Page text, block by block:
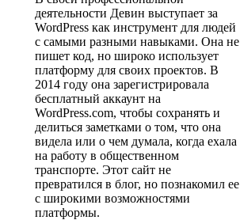
деятельности Девин выступает за
WordPress как инструмент для людей
с самыми разными навыками. Она не
пишет код, но широко использует
платформу для своих проектов. В
2014 году она зарегистрировала
бесплатный аккаунт на
WordPress.com, чтобы сохранять и
делиться заметками о том, что она
видела или о чем думала, когда ехала
на работу в общественном
транспорте. Этот сайт не
превратился в блог, но познакомил ее
с широкими возможностями
платформы.